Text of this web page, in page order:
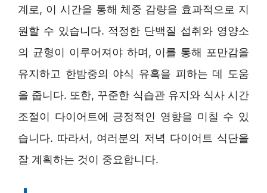
계로, 이 시간을 통해 체중 감량을 효과적으로 지
원할 수 있습니다. 적정한 단백질 섭취와 영양소
의 균형이 이루어져야 하며, 이를 통해 포만감을
유지하고 한밤중의 야식 유혹을 피하는 데 도움
을 줍니다. 또한, 꾸준한 식습관 유지와 식사 시간
조절이 다이어트에 긍정적인 영향을 미칠 수 있
습니다. 따라서, 여러분의 저녁 다이어트 식단을
잘 계획하는 것이 중요합니다.